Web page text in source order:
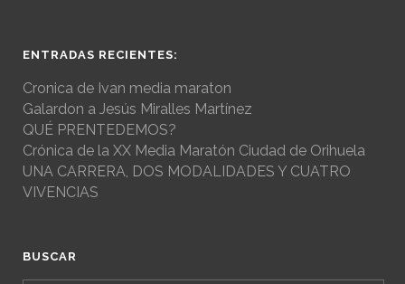
ENTRADAS RECIENTES:
Cronica de Ivan media maraton
Galardon a Jesús Miralles Martínez
QUÉ PRENTEDEMOS?
Crónica de la XX Media Maratón Ciudad de Orihuela
UNA CARRERA, DOS MODALIDADES Y CUATRO
VIVENCIAS
BUSCAR